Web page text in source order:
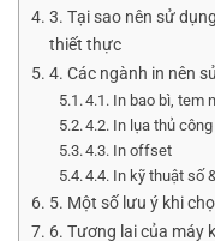
3. Tại sao nên sử
thiết thực
4. Các ngành in nên
4.1. In bao bì, tem
4.2. In lụa thủ
4.3. In offset
4.4. In kỹ thuật số
5. Một số lưu ý khi
6. Tương lai của máy